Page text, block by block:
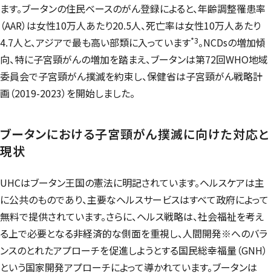
ます。ブータンの住民ベースのがん登録によると、年齢調整罹患率
（AAR）は女性10万人あたり20.5人、死亡率は女性10万人あたり
4.7人と、アジアで最も高い部類に入っています*3。NCDsの増加傾
向、特に子宮頸がんの増加を踏まえ、ブータンは第72回WHO地域
委員会で子宮頸がん撲滅を約束し、保健省は子宮頸がん戦略計
画（2019-2023）を開始しました。
ブータンにおける子宮頸がん撲滅に向けた対応と
現状
UHCはブータン王国の憲法に明記されています。ヘルスケアは主
に公共のものであり、主要なヘルスサービスはすべて政府によって
無料で提供されています。さらに、ヘルス戦略は、社会福祉を考え
る上で必要となる非経済的な側面を重視し、人間開発※へのバラ
ンスのとれたアプローチを促進しようとする国民総幸福量（GNH）
という国家開発アプローチによって導かれています。ブータンは